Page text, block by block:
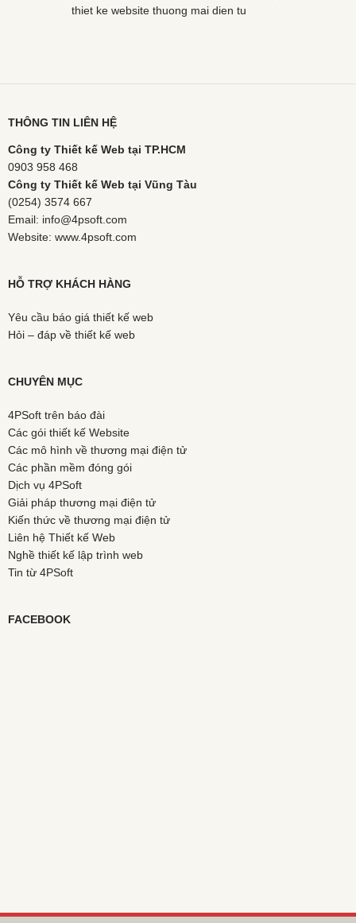
thiet ke website thuong mai dien tu
THÔNG TIN LIÊN HỆ
Công ty Thiết kế Web tại TP.HCM
0903 958 468
Công ty Thiết kế Web tại Vũng Tàu
(0254) 3574 667
Email: info@4psoft.com
Website: www.4psoft.com
HỖ TRỢ KHÁCH HÀNG
Yêu cầu báo giá thiết kế web
Hỏi – đáp về thiết kế web
CHUYÊN MỤC
4PSoft trên báo đài
Các gói thiết kế Website
Các mô hình về thương mại điện tử
Các phần mềm đóng gói
Dịch vụ 4PSoft
Giải pháp thương mại điện tử
Kiến thức về thương mại điện tử
Liên hệ Thiết kế Web
Nghề thiết kế lập trình web
Tin từ 4PSoft
FACEBOOK